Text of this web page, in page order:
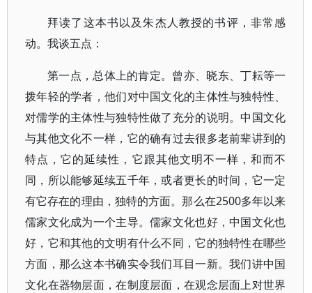
拜读了这本书以及朱杰人教授的书评，非常感
动。我谈五点：
第一点，总体上的肯定。曾亦、晓东、丁耘等一
拨年轻的学者，他们对中国文化的主体性与独特性、
对儒学的主体性与独特性做了充分的说明。中国文化
与其他文化不一样，它的确有过去很多老前辈讲到的
特点，它的延续性，它跟其他文明不一样，和而不
同，所以能够延续五千年，或者更长的时间，它一定
有它存在的理由，独特的方面。那么在2500多年以来
儒家文化成为一个主导。儒家文化也好，中国文化也
好，它和其他的文明有什么不同，它的独特性在哪些
方面，那么这本书确实令我们耳目一新。我们讲中国
文化在器物层面，在制度层面，在观念层面上对世界